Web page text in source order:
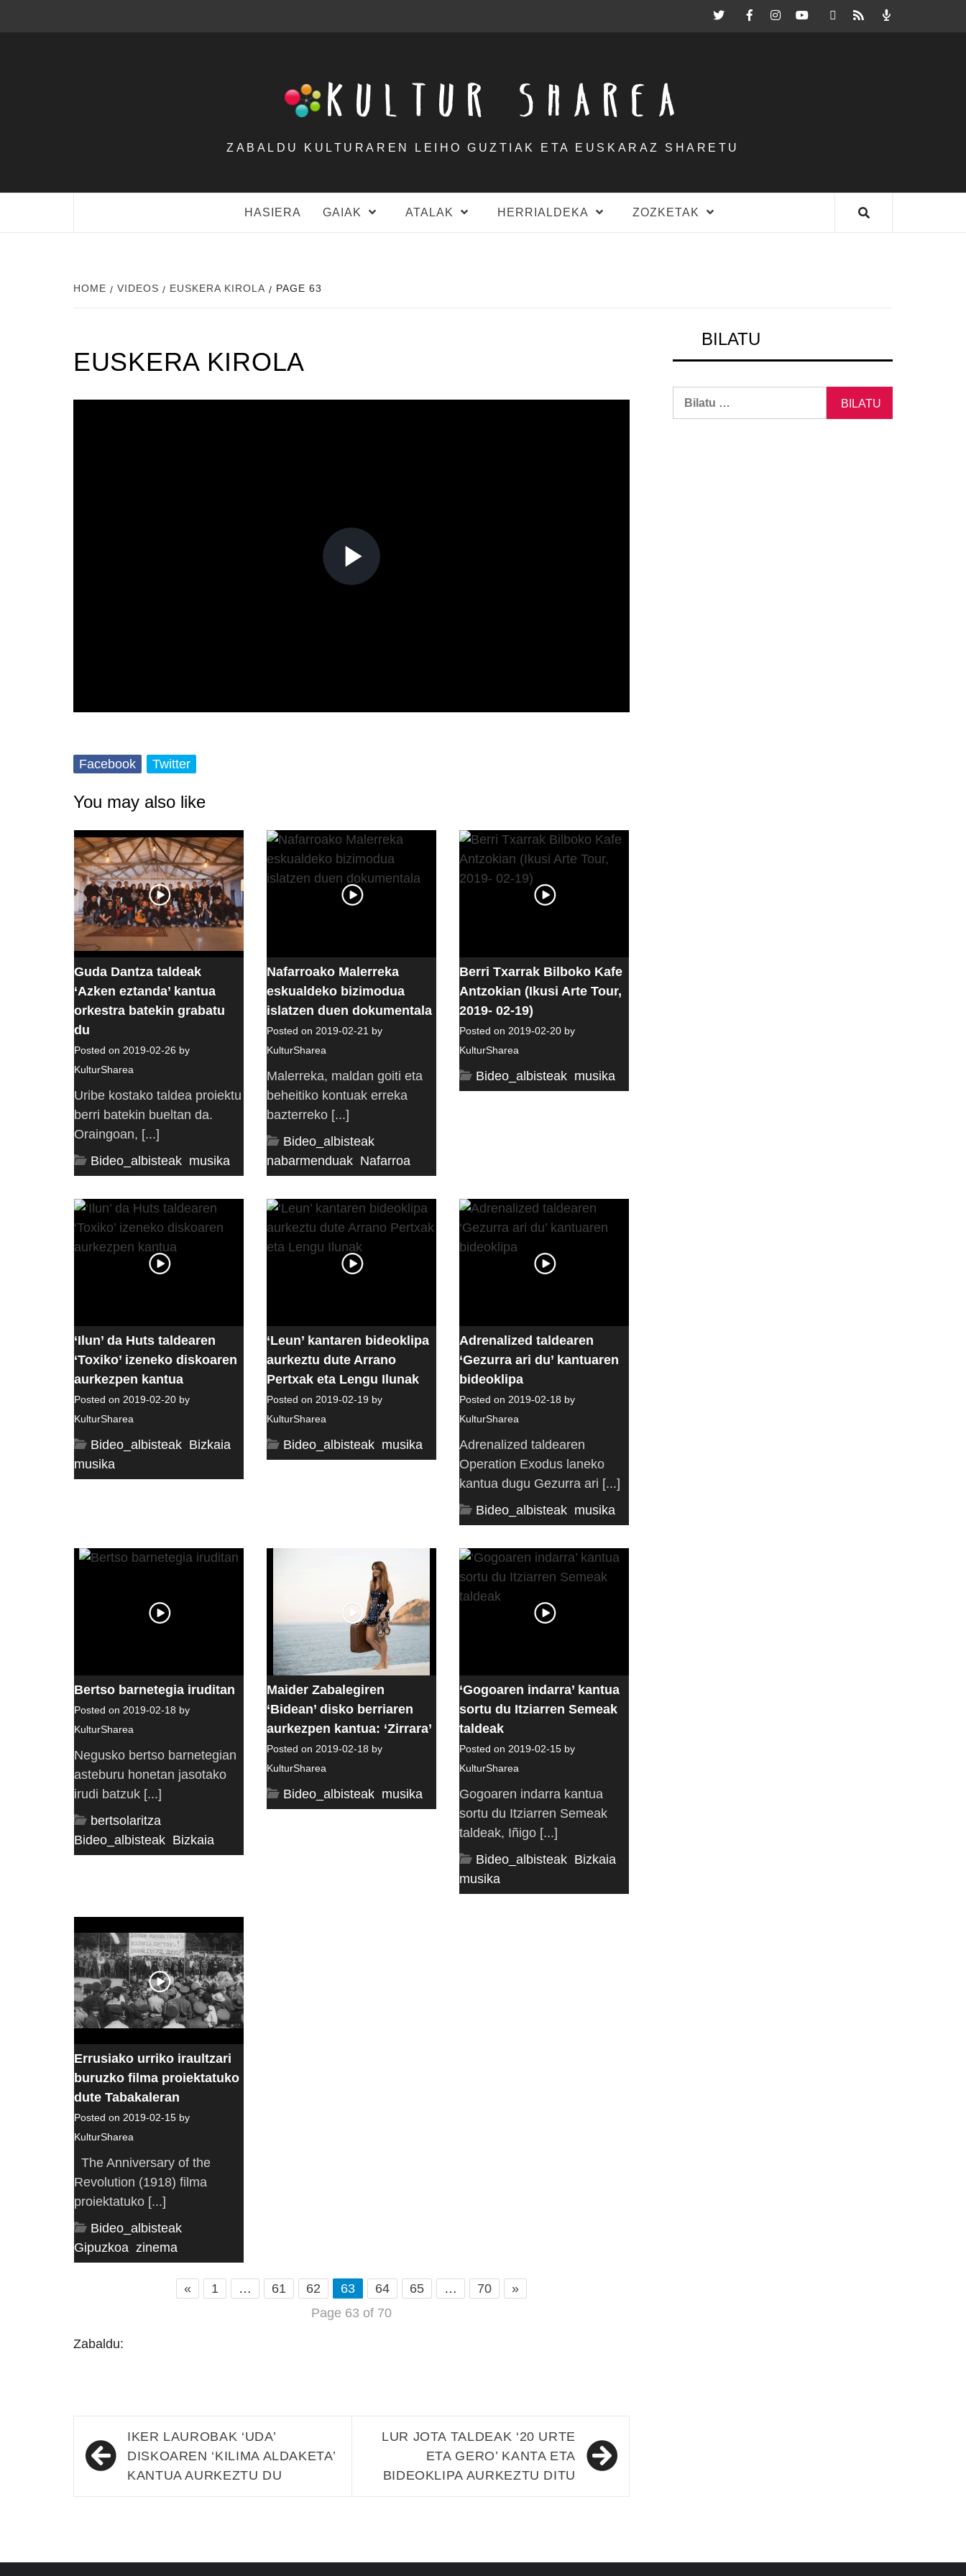
Twitter Facebook
InstagramYoutubeMastodon.eus
RSS Podcast
KULTUR SHAREA
ZABALDU KULTURAREN LEIHO GUZTIAK ETA EUSKARAZ SHARETU
HASIERA GAIAK ATALAK HERRIALDEKA ZOZKETAK
HOME VIDEOS EUSKERA KIROLA PAGE 63
EUSKERA KIROLA
Facebook Twitter
You may also like
Guda Dantza taldeak
‘Azken eztanda’ kantua
orkestra batekin grabatu
du
Posted on 2019-02-26 by
KulturSharea
Uribe kostako taldea proiektu
berri batekin bueltan da.
Oraingoan, [...]
Bideo_albisteak musika
Nafarroako Malerreka
eskualdeko bizimodua
islatzen duen dokumentala
Posted on 2019-02-21 by
KulturSharea
Malerreka, maldan goiti eta
beheitiko kontuak erreka
bazterreko [...]
Bideo_albisteak,
nabarmenduak, Nafarroa
Berri Txarrak Bilboko Kafe
Antzokian (Ikusi Arte Tour,
2019- 02-19)
Posted on 2019-02-20 by
KulturSharea
Bideo_albisteak, musika
‘Ilun’ da Huts taldearen
‘Toxiko’ izeneko diskoaren
aurkezpen kantua
Posted on 2019-02-20 by
KulturSharea
Bideo_albisteak Bizkaia
musika
‘Leun’ kantaren bideoklipa
aurkeztu dute Arrano
Pertxak eta Lengu Ilunak
Posted on 2019-02-19 by
KulturSharea
Bideo_albisteak, musika
Adrenalized taldearen
‘Gezurra ari du’ kantuaren
bideoklipa
Posted on 2019-02-18 by
KulturSharea
Adrenalized taldearen
Operation Exodus laneko
kantua dugu Gezurra ari [...]
Bideo_albisteak, musika
Bertso barnetegia iruditan
Posted on 2019-02-18 by
KulturSharea
Negusko bertso barnetegian
asteburu honetan jasotako
irudi batzuk [...]
bertsolaritza
Bideo_albisteak Bizkaia
Maider Zabalegiren
‘Bidean’ disko berriaren
aurkezpen kantua: ‘Zirrara’
Posted on 2019-02-18 by
KulturSharea
Bideo_albisteak, musika
‘Gogoaren indarra’ kantua
sortu du Itziarren Semeak
taldeak
Posted on 2019-02-15 by
KulturSharea
Gogoaren indarra kantua
sortu du Itziarren Semeak
taldeak, Iñigo [...]
Bideo_albisteak, Bizkaia,
musika
Errusiako urriko iraultzari
buruzko filma proiektatuko
dute Tabakaleran
Posted on 2019-02-15 by
KulturSharea
The Anniversary of the
Revolution (1918) filma
proiektatuko [...]
Bideo_albisteak
Gipuzkoa zinema
« 1 … 61 62 63 64 65 … 70
»
Page 63 of 70
Zabaldu:
Bidalketetan
zehar
nabigatu
IKER LAUROBAK ‘UDA’
DISKOAREN ‘KILIMA ALDAKETA’
KANTUA AURKEZTU DU
LUR JOTA TALDEAK ‘20 URTE
ETA GERO’ KANTA ETA
BIDEOKLIPA AURKEZTU DITU
BILATU